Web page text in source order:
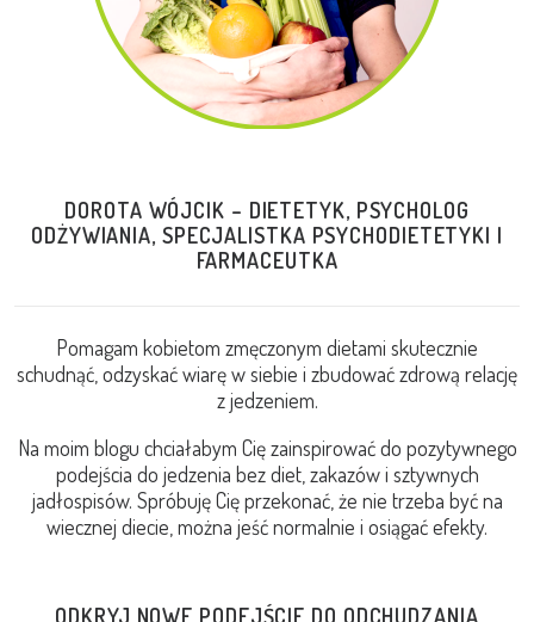
DOROTA WÓJCIK – DIETETYK, PSYCHOLOG
ODŻYWIANIA, SPECJALISTKA PSYCHODIETETYKI I
FARMACEUTKA
Pomagam kobietom zmęczonym dietami skutecznie
schudnąć, odzyskać wiarę w siebie i zbudować zdrową relację
z jedzeniem.
Na moim blogu chciałabym Cię zainspirować do pozytywnego
podejścia do jedzenia bez diet, zakazów i sztywnych
jadłospisów. Spróbuję Cię przekonać, że nie trzeba być na
wiecznej diecie, można jeść normalnie i osiągać efekty.
ODKRYJ NOWE PODEJŚCIE DO ODCHUDZANIA